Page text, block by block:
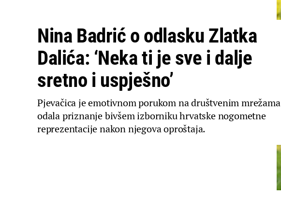
Nina Badrić o odlasku Zlatka
Dalića: ‘Neka ti je sve i dalje
sretno i uspješno’
Pjevačica je emotivnom porukom na društvenim mrežama
odala priznanje bivšem izborniku hrvatske nogometne
reprezentacije nakon njegova oproštaja.